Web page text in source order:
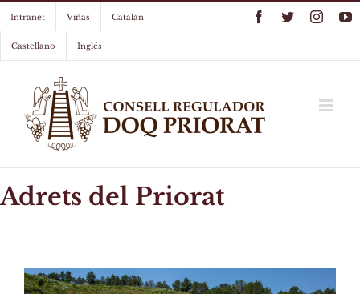
to
content
Intranet Viñas Catalán
Castellano Inglés
Facebook
Twitter
Adrets del Priorat